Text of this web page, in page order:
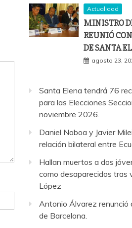
Actualidad
MINISTRO
REUNIÓ
DE SANTA
agosto 23,
Santa Elena tendrá 76
para las Elecciones
noviembre 2026.
Daniel Noboa y Javier
relación bilateral entre
Hallan muertos a dos
como desaparecidos tras
López
Antonio Álvarez renunció
de Barcelona.